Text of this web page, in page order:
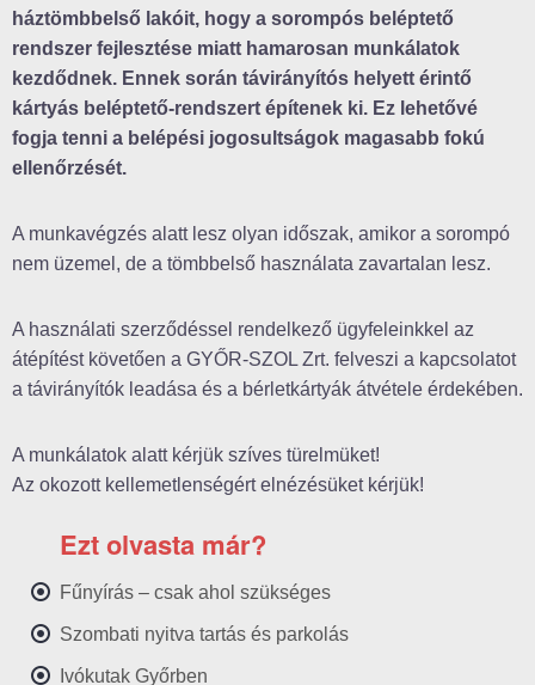
háztömbbelső lakóit, hogy a sorompós beléptető
rendszer fejlesztése miatt hamarosan munkálatok
kezdődnek. Ennek során távirányítós helyett érintő
kártyás beléptető-rendszert építenek ki. Ez lehetővé
fogja tenni a belépési jogosultságok magasabb fokú
ellenőrzését.
A munkavégzés alatt lesz olyan időszak, amikor a sorompó
nem üzemel, de a tömbbelső használata zavartalan lesz.
A használati szerződéssel rendelkező ügyfeleinkkel az
átépítést követően a GYŐR-SZOL Zrt. felveszi a kapcsolatot
a távirányítók leadása és a bérletkártyák átvétele érdekében.
A munkálatok alatt kérjük szíves türelmüket!
Az okozott kellemetlenségért elnézésüket kérjük!
Ezt olvasta már?
Fűnyírás – csak ahol szükséges
Szombati nyitva tartás és parkolás
Ivókutak Győrben